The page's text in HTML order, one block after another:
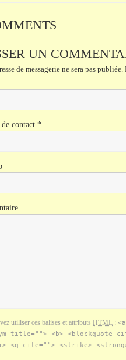
UN
de messagerie ne sera pas publiée.
de contact *
utiliser ces balises et attributs HTML :
title=""> <b> <blockquote
<q cite=""> <strike>